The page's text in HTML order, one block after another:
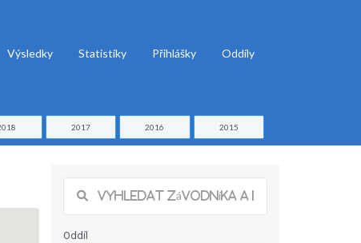
Výsledky Statistiky Přihlášky Oddíly
2017 2016 2015
Oddíl